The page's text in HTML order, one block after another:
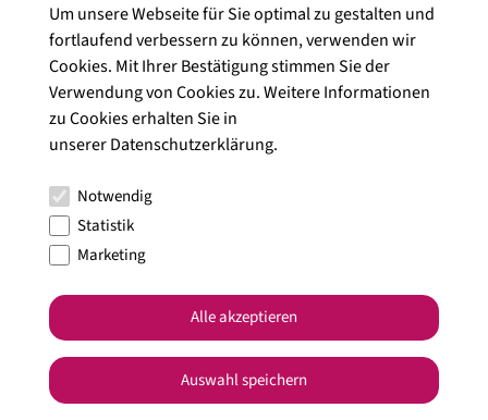
Ja, ich habe dieDatenschutzbedingungengelesen und stimme diesen
Um unsere Webseite für Sie optimal zu gestalten und
fortlaufend verbessern zu können, verwenden wir
Cookies. Mit Ihrer Bestätigung stimmen Sie der
Verwendung von Cookies zu. Weitere Informationen
zu Cookies erhalten Sie in
unsererDatenschutzerklärung.
Notwendig
Statistik
Marketing
Auswahl speichern
Alle akzeptieren